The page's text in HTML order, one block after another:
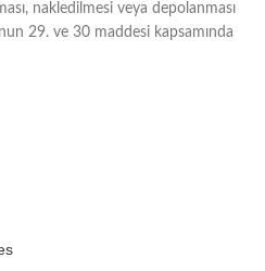
nakledilmesi veya depolanması
29. ve 30 maddesi kapsamında